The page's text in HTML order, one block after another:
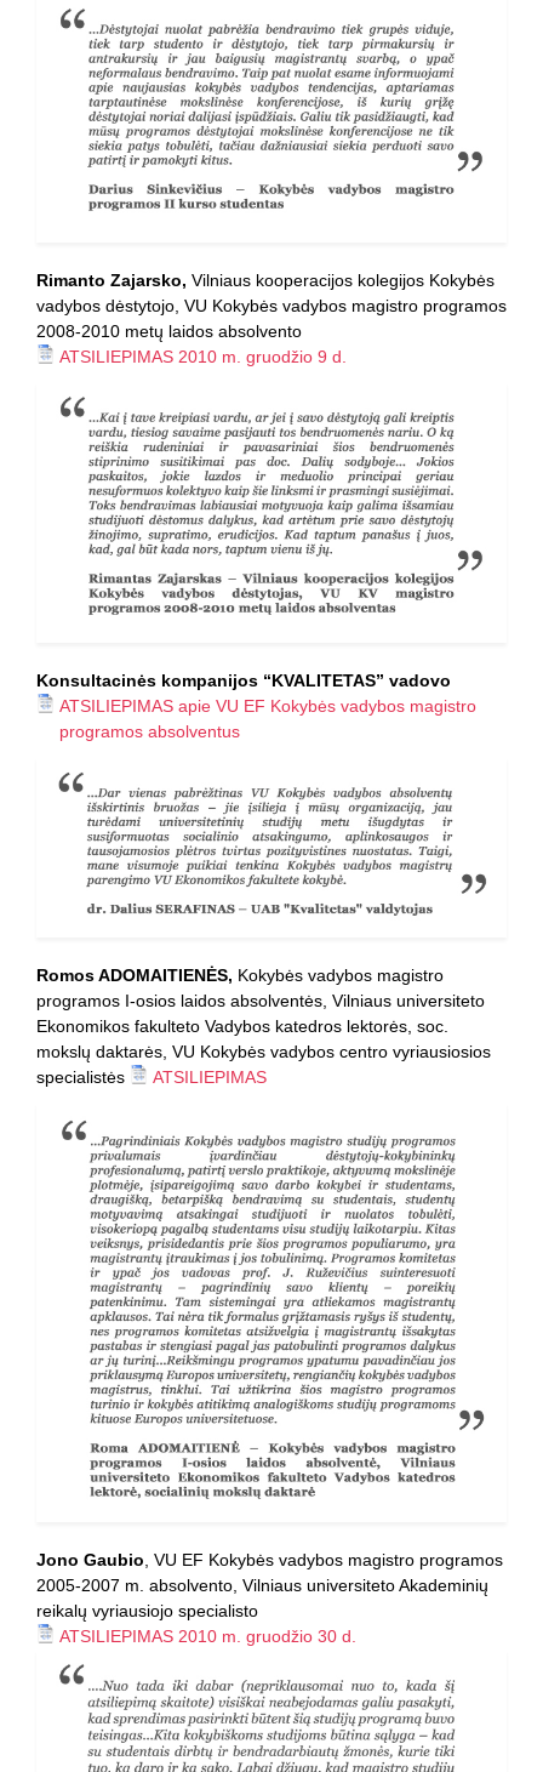
Rimanto Zajarsko, Vilniaus kooperacijos kolegijos Kokybės
vadybos dėstytojo, VU Kokybės vadybos magistro programos
2008-2010 metų laidos absolvento
ATSILIEPIMAS 2010 m. gruodžio 9 d.
Konsultacinės kompanijos “KVALITETAS” vadovo
ATSILIEPIMAS apie VU EF Kokybės vadybos magistro
programos absolventus
Romos ADOMAITIENĖS, Kokybės vadybos magistro
programos I-osios laidos absolventės, Vilniaus universiteto
Ekonomikos fakulteto Vadybos katedros lektorės, soc.
mokslų daktarės, VU Kokybės vadybos centro vyriausiosios
specialistės
ATSILIEPIMAS
Jono Gaubio , VU EF Kokybės vadybos magistro programos
2005-2007 m. absolvento, Vilniaus universiteto Akademinių
reikalų vyriausiojo specialisto
ATSILIEPIMAS 2010 m. gruodžio 30 d.